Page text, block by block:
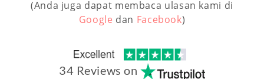
(Anda juga dapat membaca ulasan kami di
Google dan Facebook)
34 Reviews on